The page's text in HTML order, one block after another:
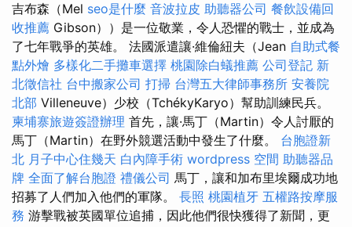
吉布森（Mel seo是什麼 音波拉皮 助聽器公司 餐飲設備回
收推薦 Gibson））是一位敬業，令人恐懼的戰士，並成為
了七年戰爭的英雄。 法國派遣讓·維倫紐夫（Jean 自助式餐
點外燴 多樣化二手攤車選擇 桃園除白蟻推薦 公司登記 新
北徵信社 台中搬家公司 打掃 台灣五大律師事務所 安養院
北部 Villeneuve）少校（TchékyKaryo）幫助訓練民兵。
柬埔寨旅遊簽證辦理 首先，讓·馬丁（Martin）令人討厭的
馬丁（Martin）在野外競選活動中發生了什麼。 台胞證新
北 月子中心住幾天 白內障手術 wordpress 空間 助聽器品
牌 全面了解台胞證 禮儀公司 馬丁，讓和加布里埃爾成功地
招募了人們加入他們的軍隊。 長照 桃園植牙 五權路按摩服
務 游擊戰被英國單位追捕，因此他們很快獲得了新聞，更